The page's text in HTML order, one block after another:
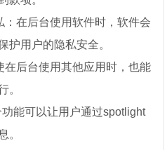
在后台使用软件时，软件会
护用户的隐私安全。
在后台使用其他应用时，也能
。
能可以让用户通过spotlight
。